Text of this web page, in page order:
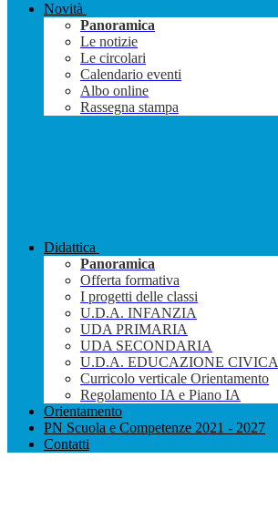
Novità
Panoramica
Le notizie
Le circolari
Calendario eventi
Albo online
Rassegna stampa
Didattica
Panoramica
Offerta formativa
I progetti delle classi
U.D.A. INFANZIA
UDA PRIMARIA
UDA SECONDARIA
U.D.A. EDUCAZIONE CIVICA
Curricolo verticale Orientamento
Regolamento IA e Piano IA
Orientamento
PN Scuola e Competenze 2021 - 2027
Contatti